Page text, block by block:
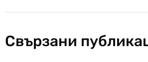
Свързани